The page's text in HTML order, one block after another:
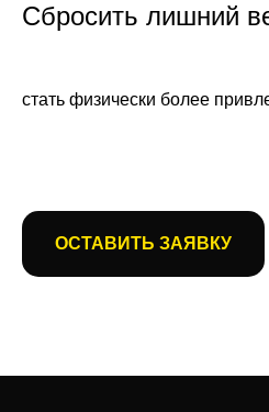
Сбросить лишний
стать физически более
ОСТАВИТЬ ЗАЯВКУ